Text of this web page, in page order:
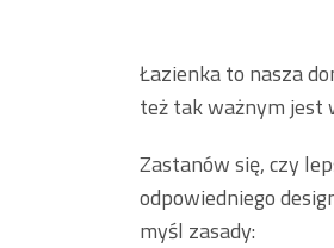
Łazienka to nasza
też tak ważnym jest
Zastanów się, czy
odpowiedniego
myśl zasady: